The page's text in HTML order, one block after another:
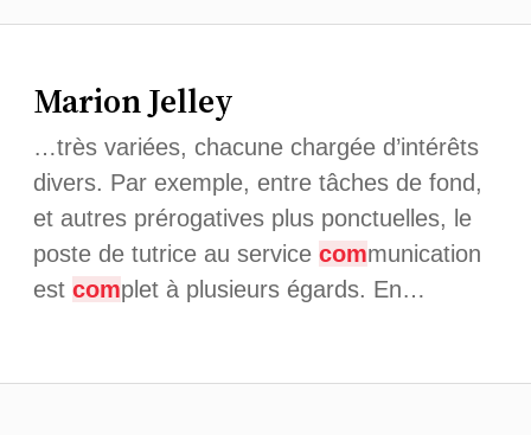
Marion Jelley
…très variées, chacune chargée d’intérêts
divers. Par exemple, entre tâches de fond,
et autres prérogatives plus ponctuelles, le
poste de tutrice au service communication
est complet à plusieurs égards. En…